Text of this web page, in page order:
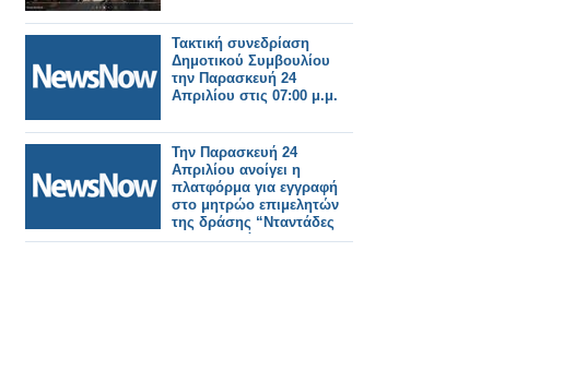
Τακτική συνεδρίαση
Δημοτικού Συμβουλίου
την Παρασκευή 24
Απριλίου στις 07:00 μ.μ.
Την Παρασκευή 24
Απριλίου ανοίγει η
πλατφόρμα για εγγραφή
στο μητρώο επιμελητών
της δράσης “Νταντάδες
της γειτονιάς’’, που